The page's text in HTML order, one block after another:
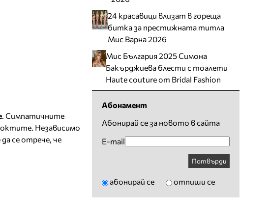
. Симпатичните
Независимо
се отрече, че
24 красавици влизат в гореща
битка за престижната титла
Мис Варна 2026
Мис България 2025 Симона
Бакърджиева блести с тоалети
Haute couture от Bridal Fashion
Абонамент
Абонирай се за новото в сайта
E-mail
Потвърди
абонирай се отпиши се